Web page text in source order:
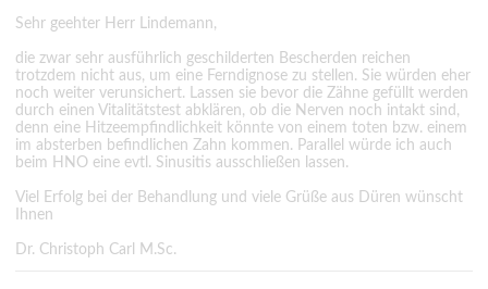
Sehr geehter Herr Lindemann,
die zwar sehr ausführlich geschilderten Bescherden reichen
trotzdem nicht aus, um eine Ferndignose zu stellen. Sie würden eher
noch weiter verunsichert. Lassen sie bevor die Zähne gefüllt werden
durch einen Vitalitätstest abklären, ob die Nerven noch intakt sind,
denn eine Hitzeempfindlichkeit könnte von einem toten bzw. einem
im absterben befindlichen Zahn kommen. Parallel würde ich auch
beim HNO eine evtl. Sinusitis ausschließen lassen.
Viel Erfolg bei der Behandlung und viele Grüße aus Düren wünscht
Ihnen
Dr. Christoph Carl M.Sc.